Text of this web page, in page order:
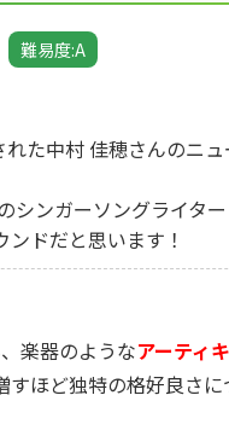
難易度:A
た中村 佳穂さんのニ
シンガーソングライタ
ドだと思います！
楽器のようなアーティ
ほど独特の格好良さ